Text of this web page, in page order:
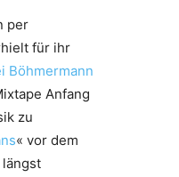
per
für ihr
Böhmermann
Anfang
zu
« vor dem
längst